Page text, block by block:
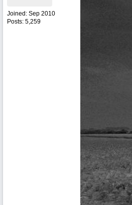
Joined: Sep 2010
Posts: 5,259